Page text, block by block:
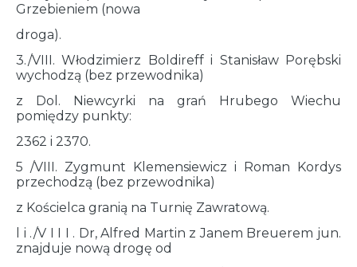
Grzebieniem (nowa
droga).
3./VIII. Włodzimierz Boldireff i Stanisław Porębski
wychodzą (bez przewodnika)
z Dol. Niewcyrki na grań Hrubego Wiechu
pomiędzy punkty:
2362 i 2370.
5 /VIII. Zygmunt Klemensiewicz i Roman Kordys
przechodzą (bez przewodnika)
z Kościelca granią na Turnię Zawratową.
l i ./V I I I . Dr, Alfred Martin z Janem Breuerem jun.
znajduje nową drogę od